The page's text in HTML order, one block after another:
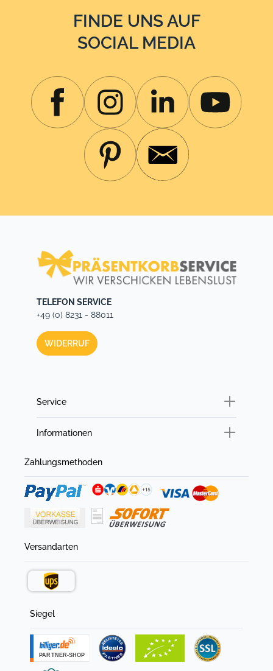
FINDE UNS AUF
SOCIAL MEDIA
TELEFON SERVICE
+49 (0) 8231 - 88011
WIDERRUF
Service
Informationen
Zahlungsmethoden
Versandarten
Siegel